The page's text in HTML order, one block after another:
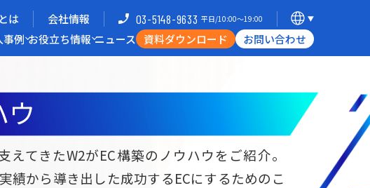
は 会社情報 03-5148-9633 平日/10:00〜19:00
事例 お役立ち情報 ニュース 資料ダウンロード お問い合わせ
BtoB向けECサイト構築 海外進出・現地ECサイト構築
開発力/支援体制
タビュー
ウ
えてきたW2がEC構築のノウハウをご紹介。
績から導き出した成功するECにするためのこ